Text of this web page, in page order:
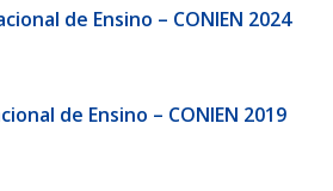
de Ensino – CONIEN 2024
de Ensino – CONIEN 2019